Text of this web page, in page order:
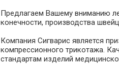
Предлагаем Вашему вниманию
конечности, производства
Компания Сигварис является
компрессионного трикотажа.
стандартам изделий